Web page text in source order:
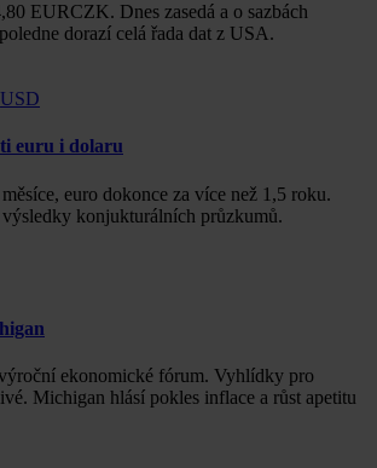
EURCZK. Dnes zasedá a o sazbách
dorazí celá řada dat z USA.
USD
euru i dolaru
euro dokonce za více než 1,5 roku.
konjukturálních průzkumů.
ekonomické fórum. Vyhlídky pro
Michigan hlásí pokles inflace a růst apetitu